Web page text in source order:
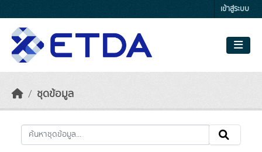
เข้าสู่ระบบ
ชุดข้อมูล